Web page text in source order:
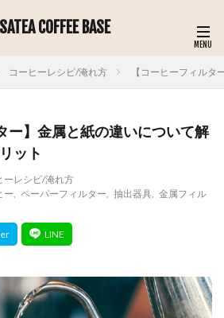
COFFEE BASE
コーヒーレシピ/淹れ方 【コーヒーフィル
ー】金属と紙の違いについて解
ット
ーレシピ/淹れ方
ー ペーパーフィルター 抽出器具
金属フィル